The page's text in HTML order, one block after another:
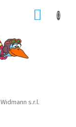
Widmann s.r.l.